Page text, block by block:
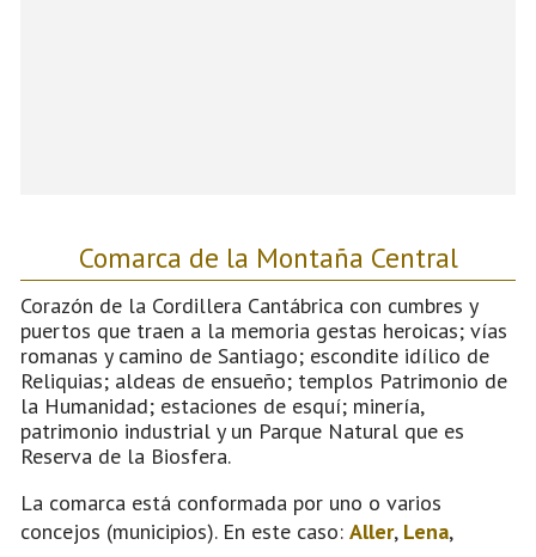
Comarca de la Montaña Central
Corazón de la Cordillera Cantábrica con cumbres y
puertos que traen a la memoria gestas heroicas; vías
romanas y camino de Santiago; escondite idílico de
Reliquias; aldeas de ensueño; templos Patrimonio de
la Humanidad; estaciones de esquí; minería,
patrimonio industrial y un Parque Natural que es
Reserva de la Biosfera.
La comarca está conformada por uno o varios
concejos (municipios). En este caso: Aller, Lena,